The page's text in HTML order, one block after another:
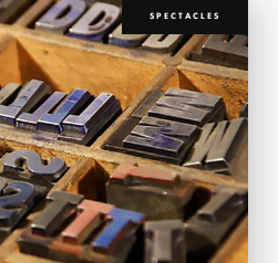
SPECTACLES